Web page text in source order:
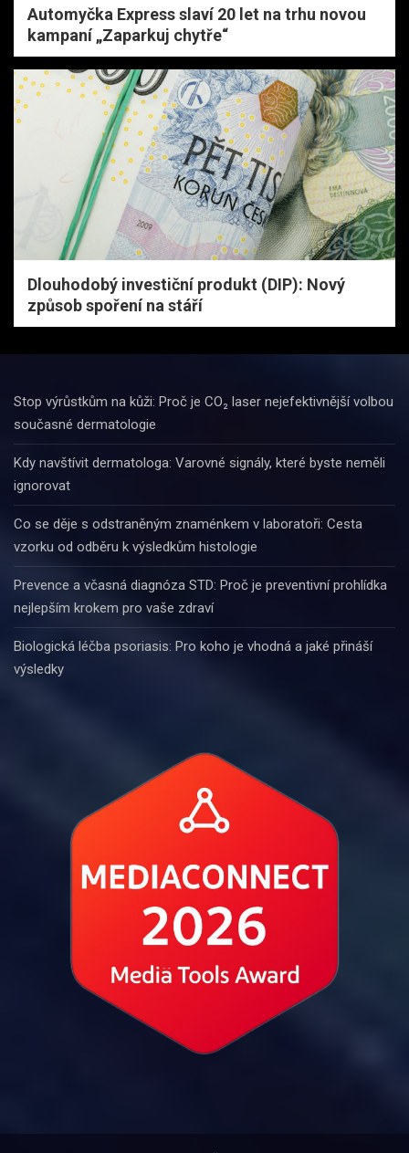
Automyčka Express slaví 20 let na trhu novou
kampaní „Zaparkuj chytře“
Dlouhodobý investiční produkt (DIP): Nový
způsob spoření na stáří
Stop výrůstkům na kůži: Proč je CO₂ laser nejefektivnější volbou
současné dermatologie
Kdy navštívit dermatologa: Varovné signály, které byste neměli
ignorovat
Co se děje s odstraněným znaménkem v laboratoři: Cesta
vzorku od odběru k výsledkům histologie
Prevence a včasná diagnóza STD: Proč je preventivní prohlídka
nejlepším krokem pro vaše zdraví
Biologická léčba psoriasis: Pro koho je vhodná a jaké přináší
výsledky